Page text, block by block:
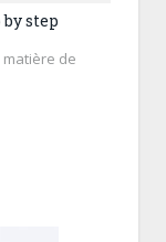
step
de